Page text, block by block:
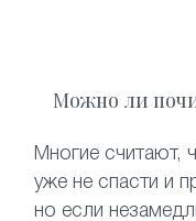
Можно ли
Многие считают,
уже не спасти и
но если